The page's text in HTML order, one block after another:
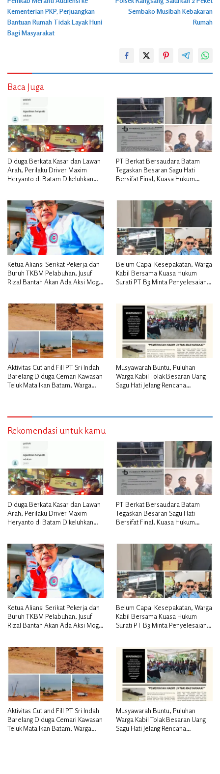
pos
Kementerian PKP, Perjuangkan
Bantuan Rumah Tidak Layak Huni
Bagi Masyarakat
Sembako Musibah Kebakaran
Rumah
Baca Juga
Diduga Berkata Kasar dan Lawan
Arah, Perilaku Driver Maxim
Heryanto di Batam Dikeluhkan
PT Berkat Bersaudara Batam
Tegaskan Besaran Sagu Hati
Bersifat Final, Kuasa Hukum
Ketua Aliansi Serikat Pekerja dan
Buruh TKBM Pelabuhan, Jusuf
Rizal Bantah Akan Ada Aksi Mogol
Belum Capai Kesepakatan, Warga
Kabil Bersama Kuasa Hukum
Surati PT B3 Minta Penyelesaian
Aktivitas Cut and Fill PT Sri Indah
Barelang Diduga Cemari Kawasan
Teluk Mata Ikan Batam, Warga
Musyawarah Buntu, Puluhan
Warga Kabil Tolak Besaran Uang
Sagu Hati Jelang Rencana
Rekomendasi untuk kamu
Diduga Berkata Kasar dan Lawan
Arah, Perilaku Driver Maxim
Heryanto di Batam Dikeluhkan
PT Berkat Bersaudara Batam
Tegaskan Besaran Sagu Hati
Bersifat Final, Kuasa Hukum
Ketua Aliansi Serikat Pekerja dan
Buruh TKBM Pelabuhan, Jusuf
Rizal Bantah Akan Ada Aksi Mogol
Belum Capai Kesepakatan, Warga
Kabil Bersama Kuasa Hukum
Surati PT B3 Minta Penyelesaian
Aktivitas Cut and Fill PT Sri Indah
Barelang Diduga Cemari Kawasan
Teluk Mata Ikan Batam, Warga
Musyawarah Buntu, Puluhan
Warga Kabil Tolak Besaran Uang
Sagu Hati Jelang Rencana